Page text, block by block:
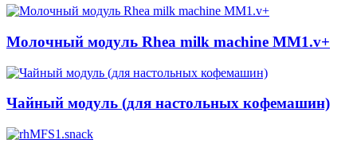
Молочный модуль Rhea milk machine MM1.v+
Чайный модуль (для настольных кофемашин)